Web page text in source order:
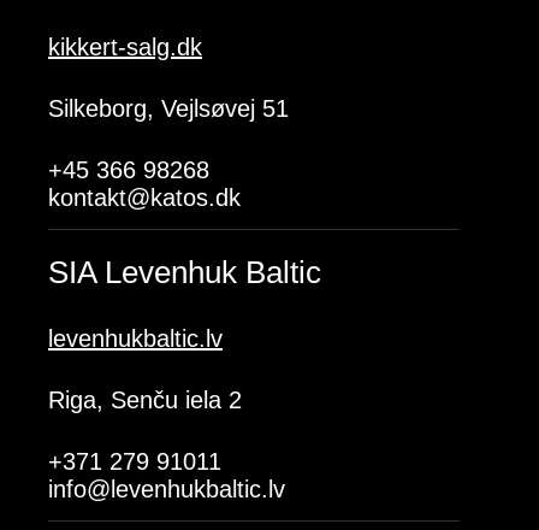
kikkert-salg.dk
Silkeborg, Vejlsøvej 51
+45 366 98268
kontakt@katos.dk
SIA Levenhuk Baltic
levenhukbaltic.lv
Riga, Senču iela 2
+371 279 91011
info@levenhukbaltic.lv